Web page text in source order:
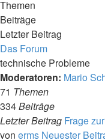
Themen
Beiträge
Letzter Beitrag
Das Forum
technische Probleme
Moderatoren: Mario
71 Themen
334Beiträge
Letzter Beitrag Frage
von erms Neuester